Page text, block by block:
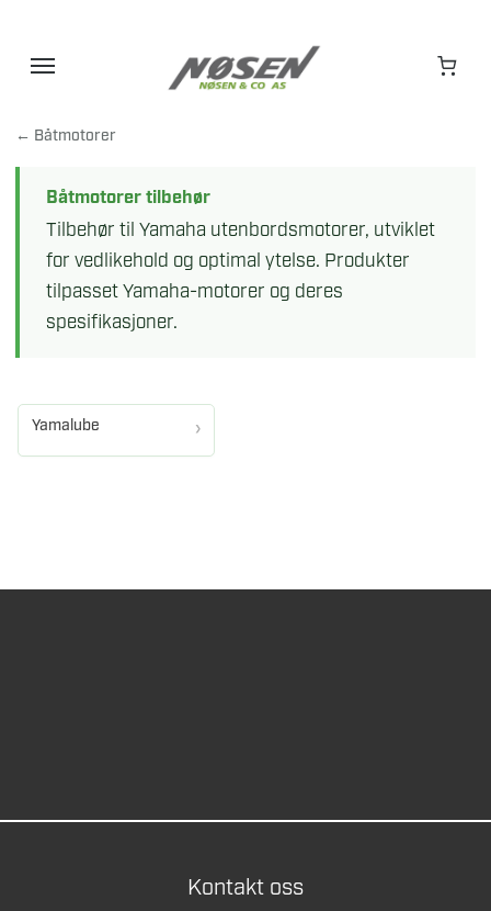
← Båtmotorer
Båtmotorer tilbehør
Tilbehør til Yamaha utenbordsmotorer, utviklet
for vedlikehold og optimal ytelse. Produkter
tilpasset Yamaha-motorer og deres
spesifikasjoner.
Yamalube
Kontakt oss